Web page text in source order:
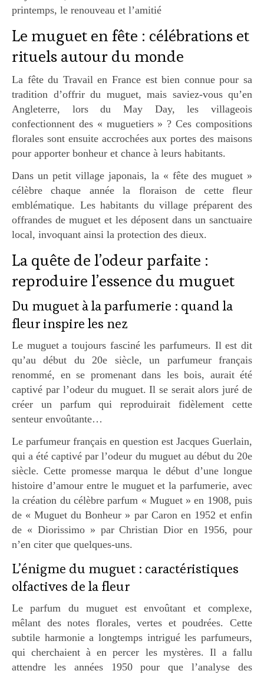
printemps, le renouveau et l’amitié
Le muguet en fête : célébrations et
rituels autour du monde
La fête du Travail en France est bien connue pour sa
tradition d’offrir du muguet, mais saviez-vous qu’en
Angleterre, lors du May Day, les villageois
confectionnent des « muguetiers » ? Ces compositions
florales sont ensuite accrochées aux portes des maisons
pour apporter bonheur et chance à leurs habitants.
Dans un petit village japonais, la « fête des muguet »
célèbre chaque année la floraison de cette fleur
emblématique. Les habitants du village préparent des
offrandes de muguet et les déposent dans un sanctuaire
local, invoquant ainsi la protection des dieux.
La quête de l’odeur parfaite :
reproduire l’essence du muguet
Du muguet à la parfumerie : quand la
fleur inspire les nez
Le muguet a toujours fasciné les parfumeurs. Il est dit
qu’au début du 20e siècle, un parfumeur français
renommé, en se promenant dans les bois, aurait été
captivé par l’odeur du muguet. Il se serait alors juré de
créer un parfum qui reproduirait fidèlement cette
senteur envoûtante…
Le parfumeur français en question est Jacques Guerlain,
qui a été captivé par l’odeur du muguet au début du 20e
siècle. Cette promesse marqua le début d’une longue
histoire d’amour entre le muguet et la parfumerie, avec
la création du célèbre parfum « Muguet » en 1908, puis
de « Muguet du Bonheur » par Caron en 1952 et enfin
de « Diorissimo » par Christian Dior en 1956, pour
n’en citer que quelques-uns.
L’énigme du muguet : caractéristiques
olfactives de la fleur
Le parfum du muguet est envoûtant et complexe,
mêlant des notes florales, vertes et poudrées. Cette
subtile harmonie a longtemps intrigué les parfumeurs,
qui cherchaient à en percer les mystères. Il a fallu
attendre les années 1950 pour que l’analyse des